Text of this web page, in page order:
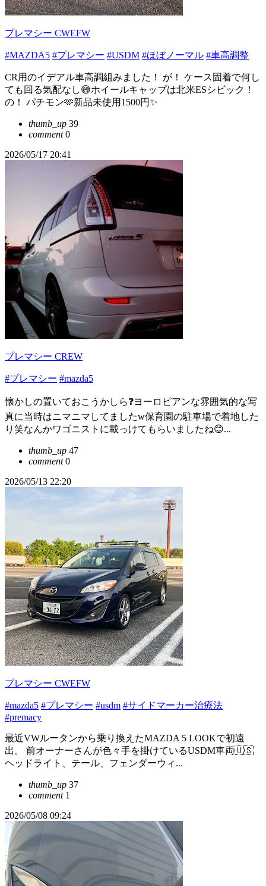
プレマシー CWEFW
#MAZDA5 #プレマシー #USDM #ほぼノーマル #車高調整
CR用のイデアル車高調組みました！ が！ ケース固着で何し
ても回る気配なし😅ホイールキャップは北米ESシビック！
の！ パチモン🫶新品未使用1500円✨️
thumb_up 39
comment0
2026/05/17 20:41
プレマシー CREW
#プレマシー #mazda5
懐かしの置いておこうかしら❓ヨーロピアンな雰囲気的な写
真に当時はニマニマしてましたw保育園の駐車場で着地した
り笑なんかワゴニストに載っけてもらいましたね😊...
thumb_up 47
comment0
2026/05/13 22:20
プレマシー CWEFW
#mazda5 #プレマシー #usdm #サイドマーカー治療法
#premacy
最近VWルータンから乗り換えたMAZDA 5 LOOKで初遠
出。 前オーナーさんが色々手を掛けているUSDM車両🇺🇸
ヘッドライト、テール、フェンダーウィ...
thumb_up 37
comment1
2026/05/08 09:24